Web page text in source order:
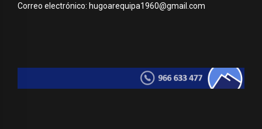
Correo electrónico: hugoarequipa1960@gmail.com